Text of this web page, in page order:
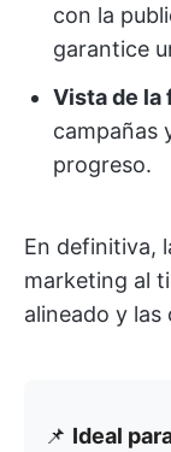
con la
garantice
Vista de la
campañas
progreso.
En definitiva,
marketing al
alineado y las
📌 Ideal